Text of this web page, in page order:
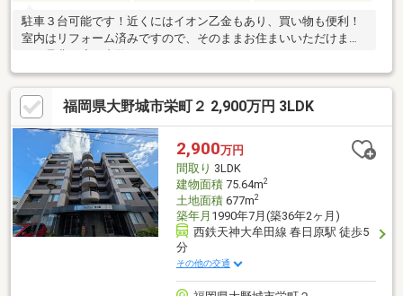
駐車３台可能です！近くにはイオン乙金もあり、買い物も便利！
室内はリフォーム済みですので、そのままお住まいいただけま
福岡県大野城市栄町２ 2,900万円 3LDK
2,900万円
間取り 3LDK
建物面積75.64m2
土地面積677m2
築年月 1990年7月(築36年2ヶ月)
西鉄天神大牟田線 春日原駅 徒歩5
分
その他の交通